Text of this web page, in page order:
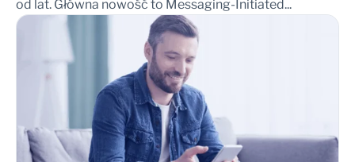
od lat. Główna nowość to Messaging-Initiated...